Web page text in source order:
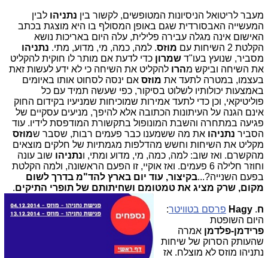
מעבר לריטואל הניסיונות המטופשים, לקשור בין נתניהו לבין
המעשייה האבסורדית שגם באופן המסולף בו היא מוצגת בכתב
האישום אינה מגלה עבירה פלילית, עלה היום באריכות נושא
הקלטת 2 השיחות עם
מוזס. למה, כמה, מי, מדוע, מתי. נתניהו
מסביר, שנועץ בעו"ד שמרון כדי לדעת אם מותר לו חוקית להקליט
את השיחה וביקש מהרו להקליט את השיחה כי לא ידע לעשות זאת
בעצמו, במטרה לתעד את מוזס אם ינסה לסחוט אותו באיומים
באמצעות יכולותיו לשלוט בסיקור, כפי שעשה תמיד עם כל
פוליטיקאי, וכן כדי לתעד אמירות שמוכיחות שמניעיו בקידום החוק
אינם הגנה על העיתונות הכתובה אלא להיפך, מניעים עסקיים של
פגיעה במתחרה והשבת המונופול בתקשורת המודפסת לידיו. עוד
הסביר נתניהו את מה ששמענו כבר פעמים רבות, שסבר שמוזס
מקליט את השיחות וחשש מהדלפות מגמתיות של חלקים מוצאים
מהקשרם. ואז שוב: למה, כמה, מי, מדוע ומתי, ונתניהו שוב עונה
וחוזר חלילה 6 פעמים. ואז אוקיי, זו הפעם הראשונה, ולמה הקלטת
בפעם השנייה?...בקיצור, עוד יום בארץ להד"מ בדרך לשום
מקום, שרק מציג את טמטומם ושחיתותם של תופרי התיקים.
ח.
Hagy פרסם בטוויטר:
היום השופטת
פרידמן-פלדמן אמרה
שהעותק הסרוק של שיחות
נתניהו מוזס לא מוצלח. אז